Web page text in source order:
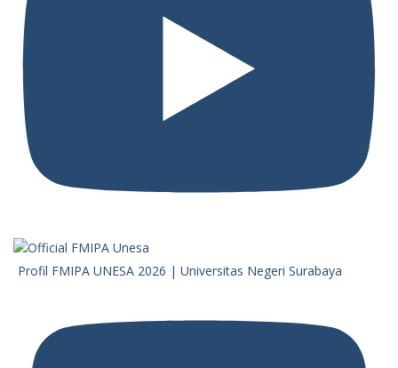
Profil FMIPA UNESA 2026 | Universitas Negeri Surabaya